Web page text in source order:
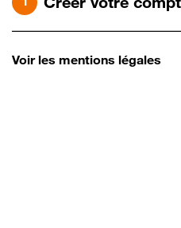
Voir les mentions légales